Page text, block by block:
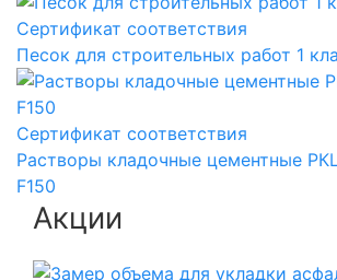
Сертификат соответствия
Песок для строительных работ 1
Сертификат соответствия
Растворы кладочные цементные
F150
Акции